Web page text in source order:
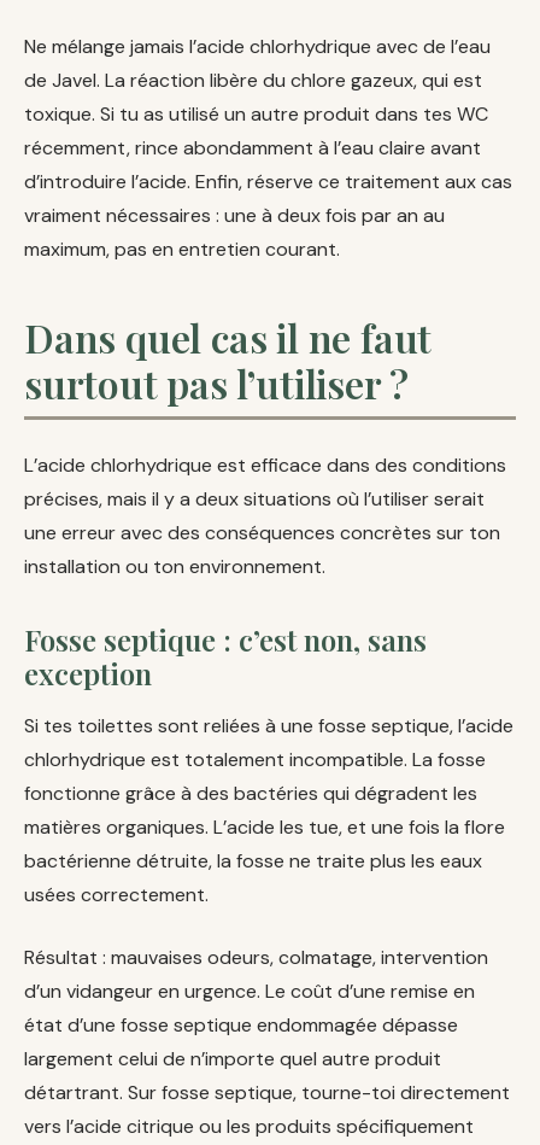
Ne mélange jamais l’acide chlorhydrique avec de l’eau
de Javel. La réaction libère du chlore gazeux, qui est
toxique. Si tu as utilisé un autre produit dans tes WC
récemment, rince abondamment à l’eau claire avant
d’introduire l’acide. Enfin, réserve ce traitement aux cas
vraiment nécessaires : une à deux fois par an au
maximum, pas en entretien courant.
Dans quel cas il ne faut
surtout pas l’utiliser ?
L’acide chlorhydrique est efficace dans des conditions
précises, mais il y a deux situations où l’utiliser serait
une erreur avec des conséquences concrètes sur ton
installation ou ton environnement.
Fosse septique : c’est non, sans
exception
Si tes toilettes sont reliées à une fosse septique, l’acide
chlorhydrique est totalement incompatible. La fosse
fonctionne grâce à des bactéries qui dégradent les
matières organiques. L’acide les tue, et une fois la flore
bactérienne détruite, la fosse ne traite plus les eaux
usées correctement.
Résultat : mauvaises odeurs, colmatage, intervention
d’un vidangeur en urgence. Le coût d’une remise en
état d’une fosse septique endommagée dépasse
largement celui de n’importe quel autre produit
détartrant. Sur fosse septique, tourne-toi directement
vers l’acide citrique ou les produits spécifiquement